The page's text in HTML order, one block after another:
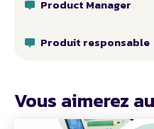
Product Manager
Produit responsable
Vous aimerez